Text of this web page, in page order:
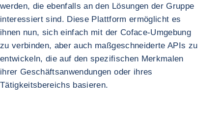
werden, die ebenfalls an den Lösungen der Gruppe
interessiert sind. Diese Plattform ermöglicht es
ihnen nun, sich einfach mit der Coface-Umgebung
zu verbinden, aber auch maßgeschneiderte APIs zu
entwickeln, die auf den spezifischen Merkmalen
ihrer Geschäftsanwendungen oder ihres
Tätigkeitsbereichs basieren.